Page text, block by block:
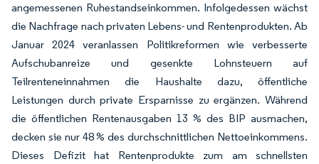
angemessenen Ruhestandseinkommen. Infolgedessen wächst
die Nachfrage nach privaten Lebens- und Rentenprodukten. Ab
Januar 2024 veranlassen Politikreformen wie verbesserte
Aufschubanreize und gesenkte Lohnsteuern auf
Teilrenteneinnahmen die Haushalte dazu, öffentliche
Leistungen durch private Ersparnisse zu ergänzen. Während
die öffentlichen Rentenausgaben 13 % des BIP ausmachen,
decken sie nur 48 % des durchschnittlichen Nettoeinkommens.
Dieses Defizit hat Rentenprodukte zum am schnellsten